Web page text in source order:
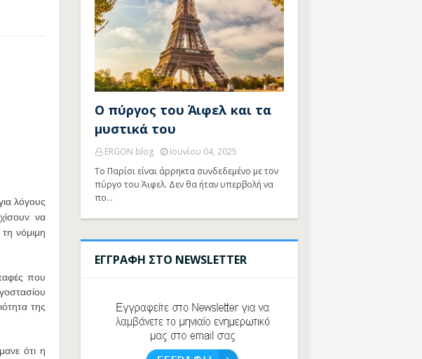
λόγους
να
νόμιμη
που
της
ότι η
Ο πύργος του Άιφελ και τα
μυστικά του
ERGON blog
Ιουνίου 04, 2025
Το Παρίσι είναι άρρηκτα συνδεδεμένο με τον
πύργο του Άιφελ. Δεν θα ήταν υπερβολή να
πο…
ΕΓΓΡΑΦΗ ΣΤΟ NEWSLETTER